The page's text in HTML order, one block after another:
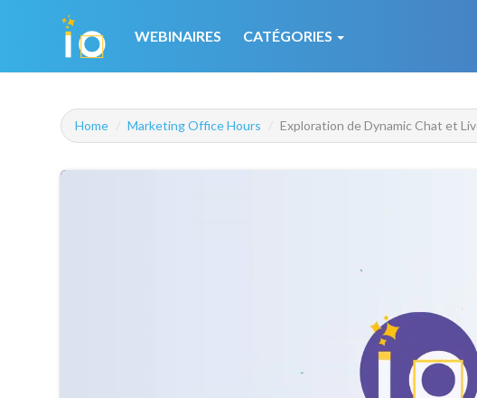
WEBINAIRES CATÉGORIES
Home Marketing Office Hours Exploration de Dynamic Chat et